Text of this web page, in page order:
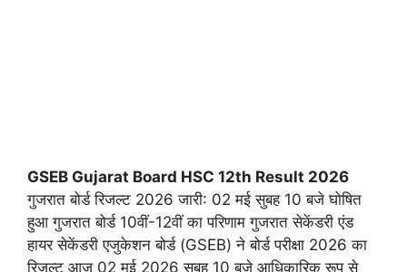
GSEB Gujarat Board HSC 12th Result 2026
गुजरात बोर्ड रिजल्ट 2026 जारी: 02 मई सुबह 10 बजे घोषित
हुआ गुजरात बोर्ड 10वीं-12वीं का परिणाम गुजरात सेकेंडरी एंड
हायर सेकेंडरी एजुकेशन बोर्ड (GSEB) ने बोर्ड परीक्षा 2026 का
रिजल्ट आज 02 मई 2026 सुबह 10 बजे आधिकारिक रूप से